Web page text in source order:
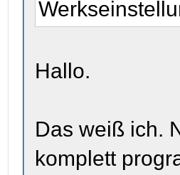
Hallo.
Das weiß ich.
komplett